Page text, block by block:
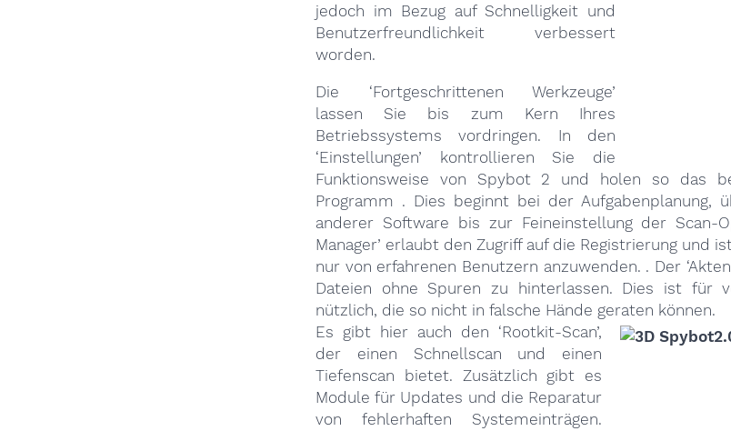
jedoch im Bezug auf Schnelligkeit und
Benutzerfreundlichkeit verbessert
worden.
Die ‘Fortgeschrittenen Werkzeuge’
lassen Sie bis zum Kern Ihres
Betriebssystems vordringen. In den
‘Einstellungen’ kontrollieren Sie die
Funktionsweise von Spybot 2 und holen so das
Programm . Dies beginnt bei der Aufgabenplanung,
anderer Software bis zur Feineinstellung der Scan-
Manager’ erlaubt den Zugriff auf die Registrierung und
nur von erfahrenen Benutzern anzuwenden. . Der
Dateien ohne Spuren zu hinterlassen. Dies ist für
nützlich, die so nicht in falsche Hände geraten können.
Es gibt hier auch den ‘Rootkit-Scan’,
der einen Schnellscan und einen
Tiefenscan bietet. Zusätzlich gibt es
Module für Updates und die Reparatur
von fehlerhaften Systemeinträgen.